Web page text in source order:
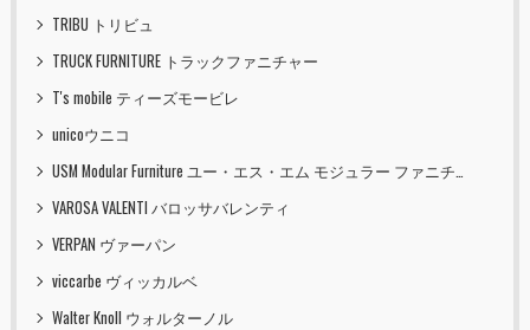
TRIBU トリビュ
TRUCK FURNITURE トラックファニチャー
T's mobile ティーズモービレ
unicoウニコ
USM Modular Furniture ユー・エス・エム モジュラー ファニチャー
VAROSA VALENTI バロッサバレンティ
VERPAN ヴァーパン
viccarbe ヴィッカルベ
Walter Knoll ウォルターノル